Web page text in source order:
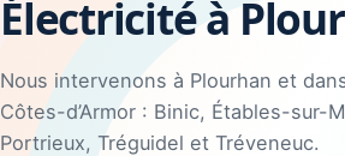
Électricité à
Nous intervenons à Plourhan et
Côtes-d’Armor : Binic, Étables-sur-
Portrieux, Tréguidel et Tréveneuc.